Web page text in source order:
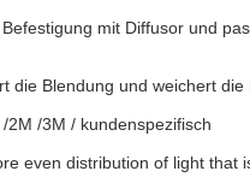
mit Diffusor und
Blendung und weichert
2M /3M / kundenspezifisch
even distribution of light